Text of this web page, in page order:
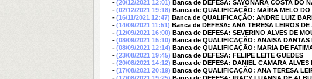
- (20/12/2021 12:01) Banca de DEFESA: SAYONARA COSTA DO
- (02/12/2021 19:18) Banca de QUALIFICAÇÃO: MAÍRA MELO DO
- (16/11/2021 12:47) Banca de QUALIFICAÇÃO: ANDRE LUIZ
- (14/09/2021 11:51) Banca de DEFESA: ANA TERESA LEIROS DE
- (12/09/2021 16:00) Banca de DEFESA: SEVERINO ALVES DE
- (08/09/2021 15:10) Banca de QUALIFICAÇÃO: ANAISA DANTAS
- (08/09/2021 12:14) Banca de QUALIFICAÇÃO: MARIA DE
- (23/08/2021 19:45) Banca de DEFESA: FELIPE LEITE GUEDES
- (20/08/2021 14:12) Banca de DEFESA: DANIEL CAMARA ALVES
- (17/08/2021 20:19) Banca de QUALIFICAÇÃO: ANA TERESA